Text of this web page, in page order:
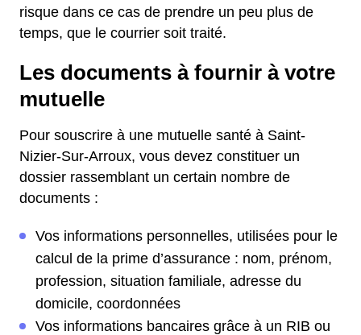
risque dans ce cas de prendre un peu plus de
temps, que le courrier soit traité.
Les documents à fournir à votre
mutuelle
Pour souscrire à une mutuelle santé à Saint-
Nizier-Sur-Arroux, vous devez constituer un
dossier rassemblant un certain nombre de
documents :
Vos informations personnelles, utilisées pour le
calcul de la prime d’assurance : nom, prénom,
profession, situation familiale, adresse du
domicile, coordonnées
Vos informations bancaires grâce à un RIB ou